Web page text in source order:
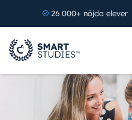
26 000+ nöjda elever